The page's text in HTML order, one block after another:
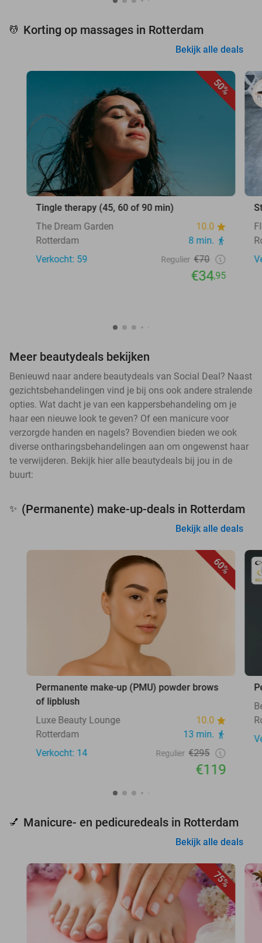
💆 Korting op massages in Rotterdam
Bekijk alle deals
50%
Tingle therapy (45, 60 of 90 min)
The Dream Garden
10.0
Rotterdam
8 min.
Verkocht: 59
Regulier €70
€34,95
Meer beautydeals bekijken
Benieuwd naar andere beautydeals van Social Deal? Naast
gezichtsbehandelingen vind je bij ons ook andere stralende
opties. Wat dacht je van een kappersbehandeling om je
haar een nieuwe look te geven? Of een manicure voor
verzorgde handen en nagels? Bovendien bieden we ook
diverse ontharingsbehandelingen aan om ongewenst haar
te verwijderen. Bekijk hier alle beautydeals bij jou in de
buurt:
✨ (Permanente) make-up-deals in Rotterdam
Bekijk alle deals
60%
Permanente make-up (PMU) powder brows
of lipblush
Luxe Beauty Lounge
10.0
Rotterdam
13 min.
Verkocht: 14
Regulier €295
€119
💅 Manicure- en pedicuredeals in Rotterdam
Bekijk alle deals
75%